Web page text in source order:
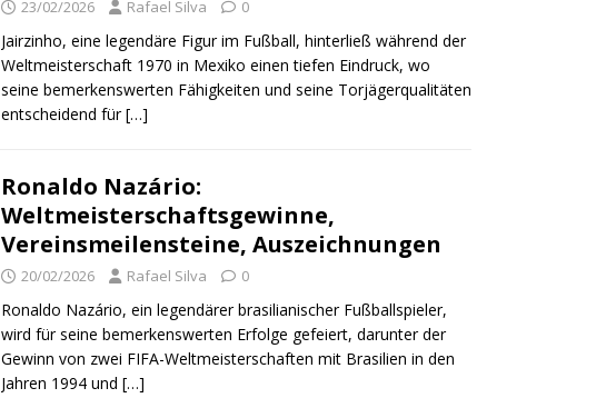
23/02/2026 Rafael Silva 0
Jairzinho, eine legendäre Figur im Fußball, hinterließ während der
Weltmeisterschaft 1970 in Mexiko einen tiefen Eindruck, wo
seine bemerkenswerten Fähigkeiten und seine Torjägerqualitäten
entscheidend für[…]
Ronaldo Nazário:
Weltmeisterschaftsgewinne,
Vereinsmeilensteine, Auszeichnungen
20/02/2026 Rafael Silva 0
Ronaldo Nazário, ein legendärer brasilianischer Fußballspieler,
wird für seine bemerkenswerten Erfolge gefeiert, darunter der
Gewinn von zwei FIFA-Weltmeisterschaften mit Brasilien in den
Jahren 1994 und […]